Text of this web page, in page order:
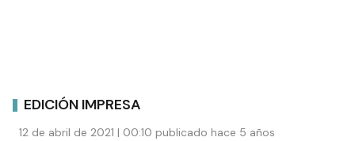
EDICIÓN IMPRESA
12 de abril de 2021 | 00:10 publicado hace 5 años